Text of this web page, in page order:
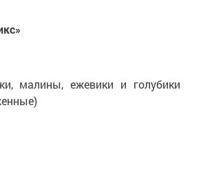
малины, ежевики и голубики